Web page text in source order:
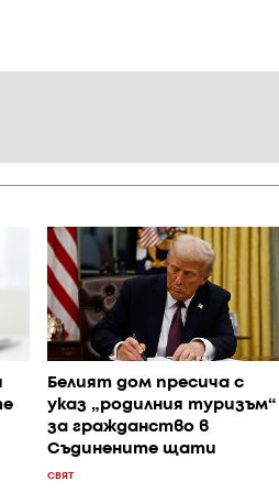
Белият дом пресича с
указ „родилния туризъм“
за гражданство в
Съдинените щати
СВЯТ